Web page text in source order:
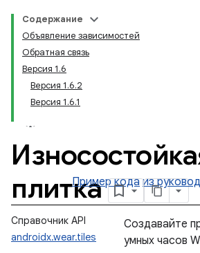
Содержание
Объявление зависимостей
Обратная связь
Версия 1.6
Версия 1.6.2
Версия 1.6.1
плитка
Пример кода из
Справочник API
androidx.wear.tiles
Создавайте
умных часов